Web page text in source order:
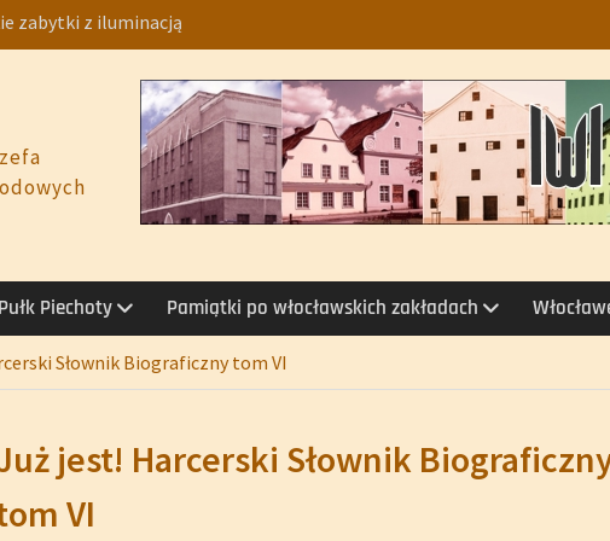
zabytki z iluminacją
metaloplastyka
na rok szkolny 2026/2027
1926
Białoborska. Fajans –
1953–1981
Piechoty Pamiątki po włocławskich zakładach
Słownik Biograficzny tom VI
jest! Harcerski Słownik
VI